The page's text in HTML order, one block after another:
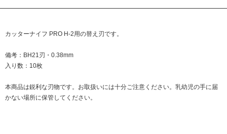
カッターナイフ PRO H-2用の替え刃です。
備考：BH21刃・0.38mm
入り数：10枚
本商品は鋭利な刃物です。お取扱いには十分ご注意ください。乳幼児の手に届
かない場所に保管してください。